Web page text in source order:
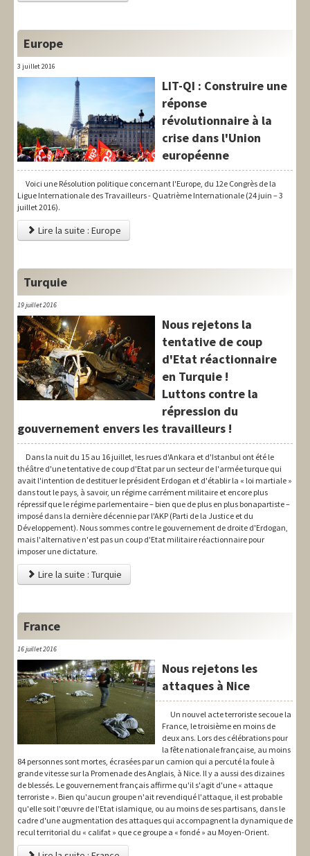
Europe
3 juillet 2016
LIT-QI : Construire une
réponse
révolutionnaire à la
crise dans l'Union
européenne
Voici une Résolution politique concernant l'Europe, du 12e Congrès de la
Ligue Internationale des Travailleurs - Quatrième Internationale (24 juin – 3
juillet 2016).
Lire la suite : Europe
Turquie
19 juillet 2016
Nous rejetons la
tentative de coup
d'Etat réactionnaire
en Turquie !
Luttons contre la
répression du
gouvernement envers les travailleurs !
Dans la nuit du 15 au 16 juillet, les rues d'Ankara et d'Istanbul ont été le
théâtre d'une tentative de coup d'Etat par un secteur de l'armée turque qui
avait l'intention de destituer le président Erdogan et d'établir la « loi martiale »
dans tout le pays, à savoir, un régime carrément militaire et encore plus
répressif que le régime parlementaire – bien que de plus en plus bonapartiste –
imposé dans la dernière décennie par l'AKP (Parti de la Justice et du
Développement). Nous sommes contre le gouvernement de droite d'Erdogan,
mais l'alternative n'est pas un coup d'Etat militaire réactionnaire pour
imposer une dictature.
Lire la suite : Turquie
France
16 juillet 2016
Nous rejetons les
attaques à Nice
Un nouvel acte terroriste secoue la
France, le troisième en moins de
deux ans. Lors des célébrations pour
la fête nationale française, au moins
84 personnes sont mortes, écrasées par un camion qui a percuté la foule à
grande vitesse sur la Promenade des Anglais, à Nice. Il y a aussi des dizaines
de blessés. Le gouvernement français affirme qu'il s'agit d'une « attaque
terroriste ». Bien qu'aucun groupe n'ait revendiqué l'attaque, il est probable
qu'elle soit l'œuvre de l'Etat islamique, ou au moins de ses partisans, dans le
cadre d'une augmentation des attaques qui accompagnent la dynamique de
recul territorial du « califat » que ce groupe a « fondé » au Moyen-Orient.